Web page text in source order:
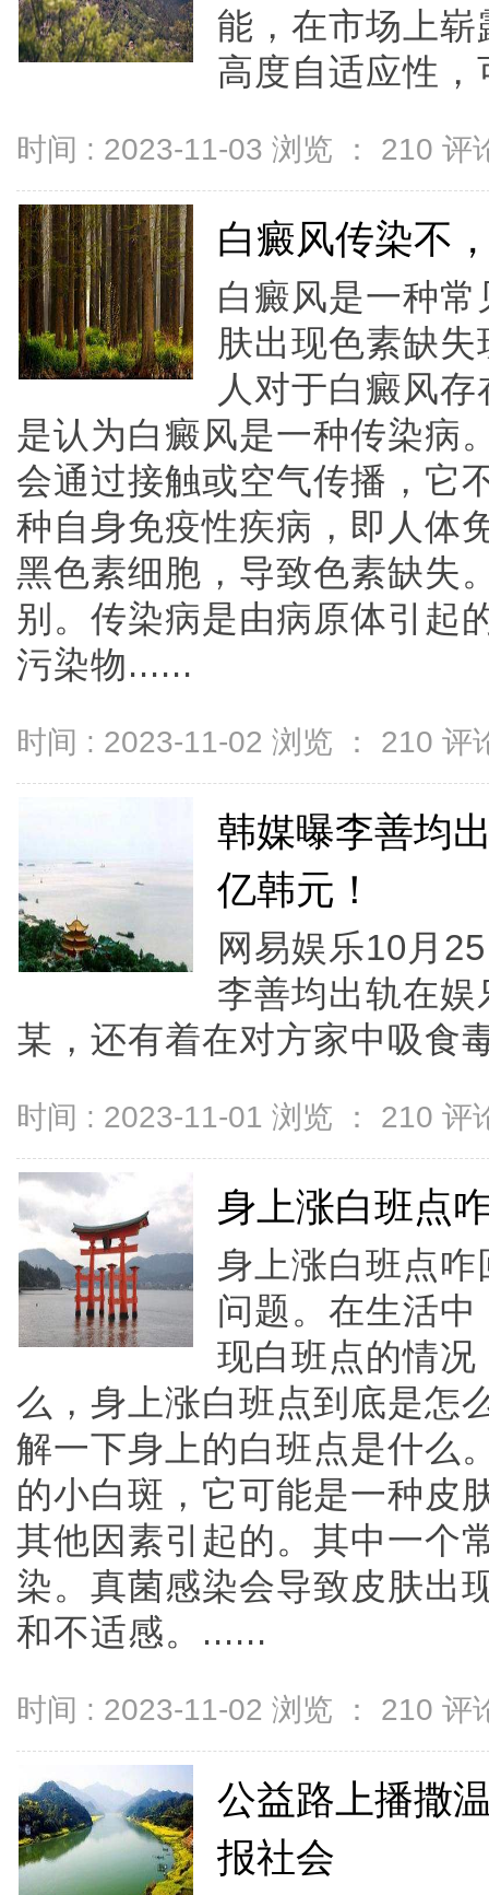
能，在市场上
高度自适应性
时间 : 2023-11-03 浏览 ： 210 评
白癜风传染不
白癜风是一种
肤出现色素缺
人对于白癜风
是认为白癜风是一种传染病
会通过接触或空气传播，它
种自身免疫性疾病，即人体
黑色素细胞，导致色素缺失
别。传染病是由病原体引起
污染物......
时间 : 2023-11-02 浏览 ： 210 评
韩媒曝李善均
亿韩元！
网易娱乐10月
李善均出轨在
某，还有着在对方家中吸食
时间 : 2023-11-01 浏览 ： 210 评
身上涨白班点
身上涨白班点
问题。在生活
现白班点的情
么，身上涨白班点到底是怎
解一下身上的白班点是什么
的小白斑，它可能是一种皮
其他因素引起的。其中一个
染。真菌感染会导致皮肤出
和不适感。......
时间 : 2023-11-02 浏览 ： 210 评
公益路上播撒
报社会